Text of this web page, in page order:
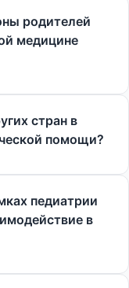
родителей
медицине
стран в
помощи?
педиатрии
в